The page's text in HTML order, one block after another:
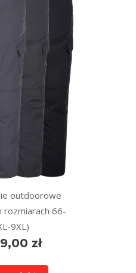
outdoorowe
rozmiarach 66-
9XL)
zł